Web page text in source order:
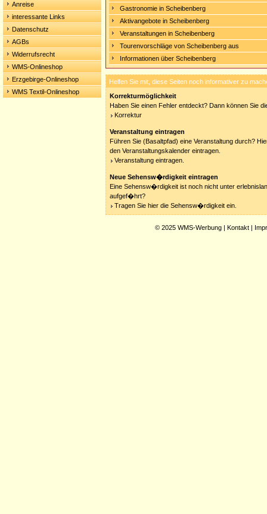
Anreise
interessante Links
Datenschutz
AGBs
Widerrufsrecht
WMS-Onlineshop
Erzgebirge-Onlineshop
WMS Textil-Onlineshop
Gastronomie in Scheibenberg
Aktivangebote in Scheibenberg
Veranstaltungen in Scheibenberg
Tourenvorschläge von Scheibenberg aus
Informationen über Scheibenberg
Helfen Sie mit, diese Seiten noch informativer zu
Korrekturmöglichkeit
Haben Sie einen Fehler entdeckt? Dann können Sie
Korrektur
Veranstaltung eintragen
Führen Sie (Basaltpfad) eine Veranstaltung durch?
den Veranstaltungskalender eintragen.
Veranstaltung eintragen.
Neue Sehensw�rdigkeit eintragen
Eine Sehensw�rdigkeit ist noch nicht unter
aufgef�hrt?
Tragen Sie hier die Sehensw�rdigkeit ein.
© 2025 WMS-Werbung | Kontakt |